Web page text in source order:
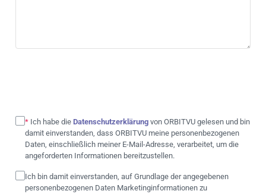
* Ich habe die Datenschutzerklärung von ORBITVU gelesen und bin
damit einverstanden, dass ORBITVU meine personenbezogenen
Daten, einschließlich meiner E-Mail-Adresse, verarbeitet, um die
angeforderten Informationen bereitzustellen.
Ich bin damit einverstanden, auf Grundlage der angegebenen
personenbezogenen Daten Marketinginformationen zu